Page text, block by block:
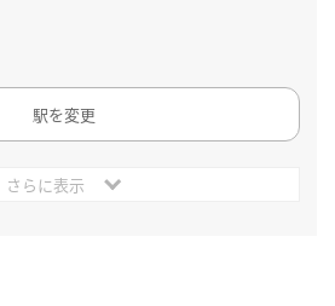
駅を変更
さらに表示